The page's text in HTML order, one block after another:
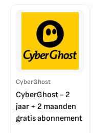
CyberGhost
CyberGhost - 2
jaar + 2 maanden
gratis abonnement